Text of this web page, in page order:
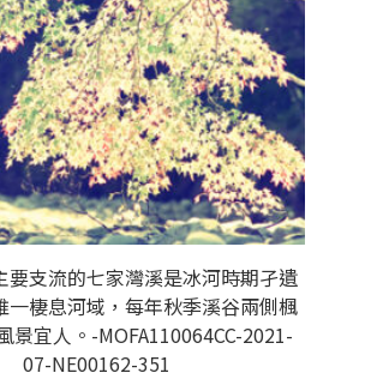
要支流的七家灣溪是冰河時期孑遺
一棲息河域，每年秋季溪谷兩側楓
景宜人。-MOFA110064CC-2021-
07-NE00162-351